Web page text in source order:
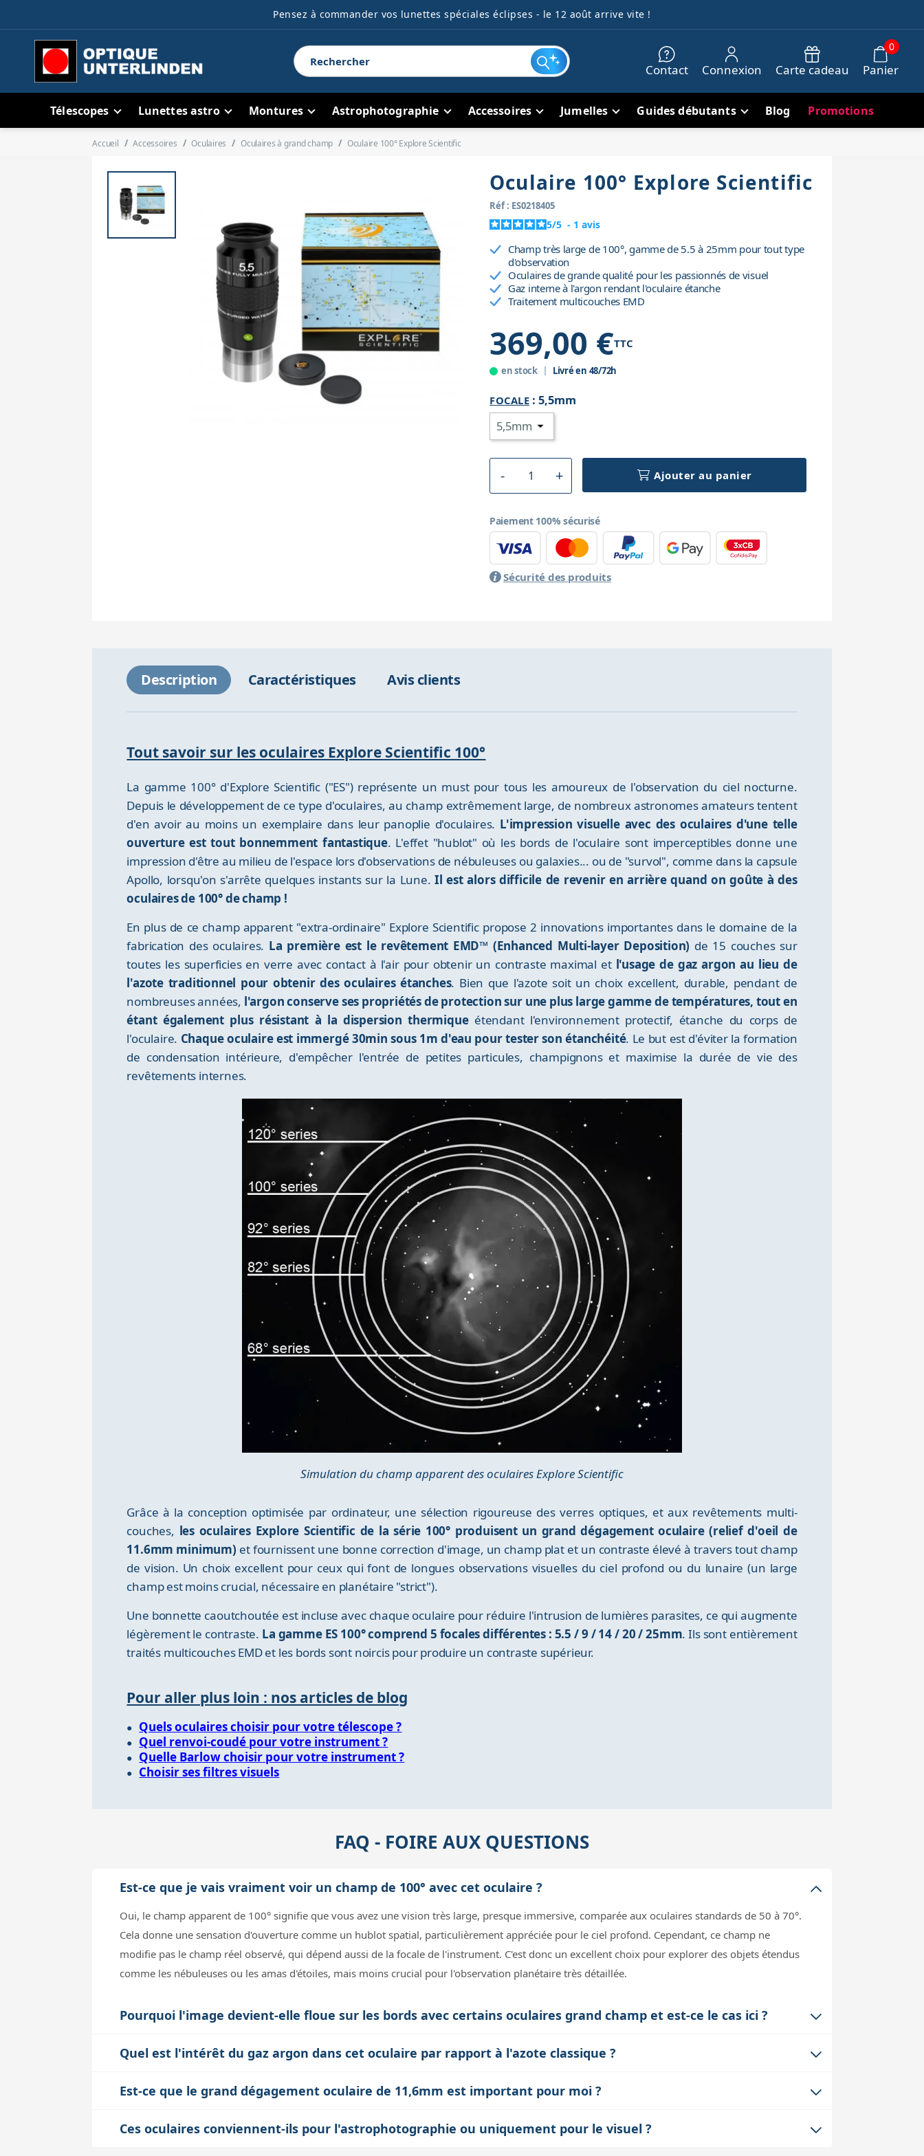
Pensez à commander vos lunettes spéciales éclipses - le 12 août arrive vite !
Contact Connexion Carte cadeau Panier
0
Télescopes Lunettes astro Montures Astrophotographie Accessoires Jumelles Guides débutants Blog Promotions
Accueil Accessoires Oculaires Oculaires à grand champ Oculaire 100° Explore Scientific
Oculaire 100° Explore Scientific
Réf : ES0218405
5/5 - 1 avis
Champ très large de 100°, gamme de 5.5 à 25mm pour tout type
d'observation
Oculaires de grande qualité pour les passionnés de visuel
Gaz interne à l'argon rendant l'oculaire étanche
Traitement multicouches EMD
369,00 €TTC
en stock Livré en 48/72h
FOCALE : 5,5mm
Ajouter au panier
Paiement 100% sécurisé
Sécurité des produits
Description Caractéristiques Avis clients
Tout savoir sur les oculaires Explore Scientific 100°
La gamme 100° d'Explore Scientific ("ES") représente un must pour tous les amoureux de l'observation du ciel nocturne.
Depuis le développement de ce type d'oculaires, au champ extrêmement large, de nombreux astronomes amateurs tentent
d'en avoir au moins un exemplaire dans leur panoplie d'oculaires. L'impression visuelle avec des oculaires d'une telle
ouverture est tout bonnemment fantastique. L'effet "hublot" où les bords de l'oculaire sont imperceptibles donne une
impression d'être au milieu de l'espace lors d'observations de nébuleuses ou galaxies... ou de "survol", comme dans la capsule
Apollo, lorsqu'on s'arrête quelques instants sur la Lune.Il est alors difficile de revenir en arrière quand on goûte à des
oculaires de 100° de champ !
En plus de ce champ apparent "extra-ordinaire" Explore Scientific propose 2 innovations importantes dans le domaine de la
fabrication des oculaires. La première est le revêtement EMD™ (Enhanced Multi-layer Deposition) de 15 couches sur
toutes les superficies en verre avec contact à l'air pour obtenir un contraste maximal et l'usage de gaz argon au lieu de
l'azote traditionnel pour obtenir des oculaires étanches. Bien que l'azote soit un choix excellent, durable, pendant de
nombreuses années, l'argon conserve ses propriétés de protection sur une plus large gamme de températures, tout en
étant également plus résistant à la dispersion thermiqueétendant l'environnement protectif, étanche du corps de
l'oculaire. Chaque oculaire est immergé 30min sous 1m d'eau pour tester son étanchéité. Le but est d'éviter la formation
de condensation intérieure, d'empêcher l'entrée de petites particules, champignons et maximise la durée de vie des
revêtements internes.
Simulation du champ apparent des oculaires Explore Scientific
Grâce à la conception optimisée par ordinateur, une sélection rigoureuse des verres optiques, et aux revêtements multi-
couches, les oculaires Explore Scientific de la série 100° produisent un grand dégagement oculaire (relief d'oeil de
11.6mm minimum) et fournissent une bonne correction d'image, un champ plat et un contraste élevé à travers tout champ
de vision. Un choix excellent pour ceux qui font de longues observations visuelles du ciel profond ou du lunaire (un large
champ est moins crucial, nécessaire en planétaire "strict").
Une bonnette caoutchoutée est incluse avec chaque oculaire pour réduire l'intrusion de lumières parasites, ce qui augmente
légèrement le contraste. La gamme ES 100° comprend 5 focales différentes : 5.5 / 9 / 14 / 20 / 25mm. Ils sont entièrement
traités multicouches EMD et les bords sont noircis pour produire un contraste supérieur.
Pour aller plus loin : nos articles de blog
Quels oculaires choisir pour votre télescope ?
Quel renvoi-coudé pour votre instrument ?
Quelle Barlow choisir pour votre instrument ?
Choisir ses filtres visuels
FAQ - FOIRE AUX QUESTIONS
Est-ce que je vais vraiment voir un champ de 100° avec cet oculaire ?
Oui, le champ apparent de 100° signifie que vous avez une vision très large, presque immersive, comparée aux oculaires standards de 50 à 70°.
Cela donne une sensation d'ouverture comme un hublot spatial, particulièrement appréciée pour le ciel profond. Cependant, ce champ ne
modifie pas le champ réel observé, qui dépend aussi de la focale de l'instrument. C'est donc un excellent choix pour explorer des objets étendus
comme les nébuleuses ou les amas d'étoiles, mais moins crucial pour l'observation planétaire très détaillée.
Pourquoi l'image devient-elle floue sur les bords avec certains oculaires grand champ et est-ce le cas ici ?
courbure de champ. La série 100° Explore Scientific est conçue pour minimiser ces défauts grâce à une conception optique avancée et des
verres soigneusement sélectionnés, assurant un champ plat et une bonne netteté jusqu'aux bords. Cela dit, la qualité finale dépend aussi du
télescope utilisé et des conditions d'observation.
Quel est l'intérêt du gaz argon dans cet oculaire par rapport à l'azote classique ?
l'azote, l'argon maintient ses propriétés étanches sur une plus large plage de températures et est moins sensible aux variations thermiques, ce
qui prolonge la durée de vie des revêtements multicouches et assure une image plus stable dans le temps.
Est-ce que le grand dégagement oculaire de 11,6mm est important pour moi ?
l'intégralité du champ sans avoir à coller l'œil à l'oculaire, réduisant la fatigue oculaire et améliorant le confort lors de longues sessions
Ces oculaires conviennent-ils pour l'astrophotographie ou uniquement pour le visuel ?